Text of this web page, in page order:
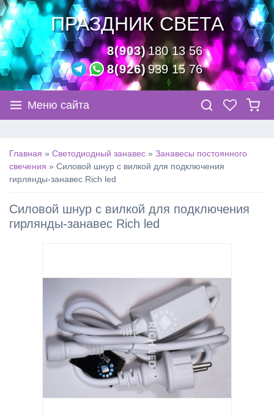
ПРАЗДНИК СВЕТА
8(903)180 13 56
8(926)939 15 76
Меню сайта
Главная » Светодиодный занавес » Занавесы постоянного
свечения » Силовой шнур с вилкой для подключения
гирлянды-занавес Rich led
Силовой шнур с вилкой для подключения
гирлянды-занавес Rich led